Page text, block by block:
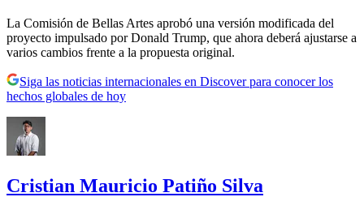
La Comisión de Bellas Artes aprobó una versión modificada del
proyecto impulsado por Donald Trump, que ahora deberá ajustarse a
varios cambios frente a la propuesta original.
Siga las noticias internacionales en Discover para conocer los
hechos globales de hoy
Cristian Mauricio Patiño Silva